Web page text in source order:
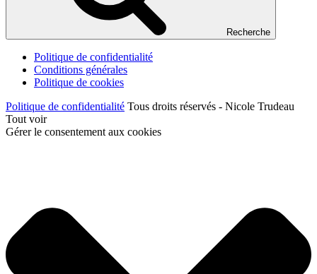
Recherche
Politique de confidentialité
Conditions générales
Politique de cookies
Politique de confidentialité Tous droits réservés - Nicole Trudeau
Tout voir
Gérer le consentement aux cookies